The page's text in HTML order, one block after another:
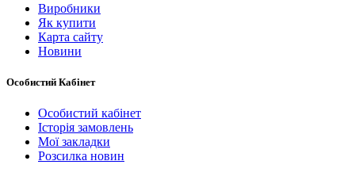
Виробники
Як купити
Карта сайту
Новини
Особистий Кабінет
Особистий кабінет
Історія замовлень
Мої закладки
Розсилка новин